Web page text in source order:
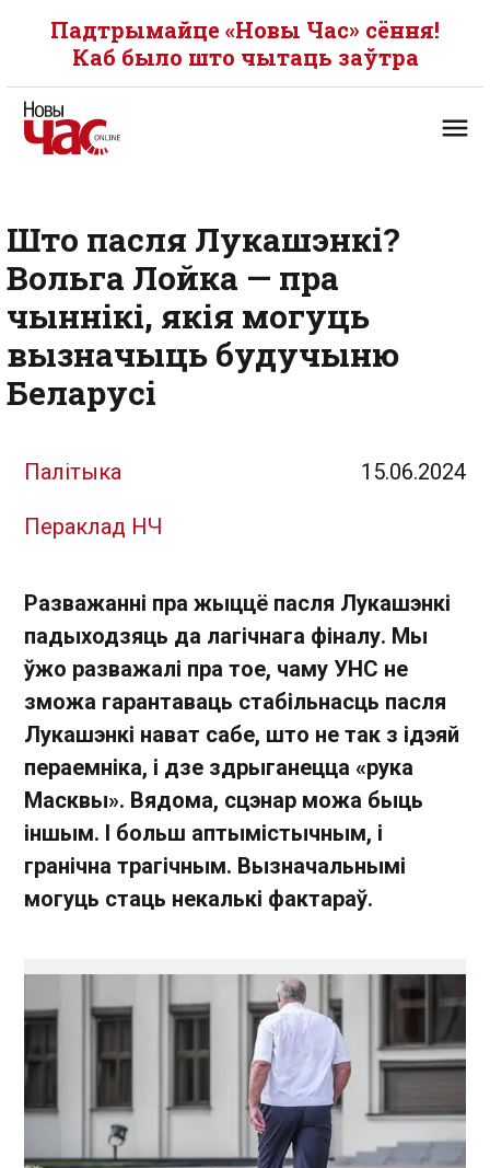
Падтрымайце «Новы Час» сёння!
Каб было што чытаць заўтра
Што пасля Лукашэнкі?
Вольга Лойка — пра
чыннікі, якія могуць
вызначыць будучыню
Беларусі
Палітыка 15.06.2024
Пераклад НЧ
Разважанні пра жыццё пасля Лукашэнкі
падыходзяць да лагічнага фіналу. Мы
ўжо разважалі пра тое, чаму УНС не
зможа гарантаваць стабільнасць пасля
Лукашэнкі нават сабе, што не так з ідэяй
пераемніка, і дзе здрыганецца «рука
Масквы». Вядома, сцэнар можа быць
іншым. І больш аптымістычным, і
гранічна трагічным. Вызначальнымі
могуць стаць некалькі фактараў.